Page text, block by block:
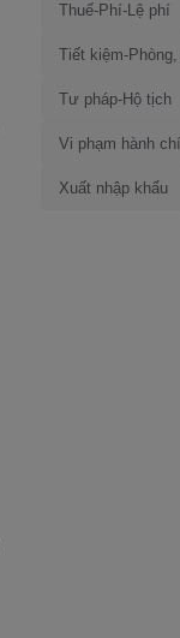
Thuế-Phí-Lệ phí
Tiết kiệm-
Tư pháp-Hộ tịch
Vi phạm hành
Xuất nhập khẩu